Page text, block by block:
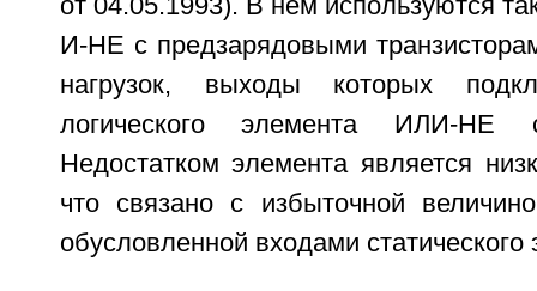
от 04.05.1993). В нем используются
И-НЕ с предзарядовыми
нагрузок, выходы которых
логического элемента ИЛИ-НЕ
Недостатком элемента является
что связано с избыточной
обусловленной входами